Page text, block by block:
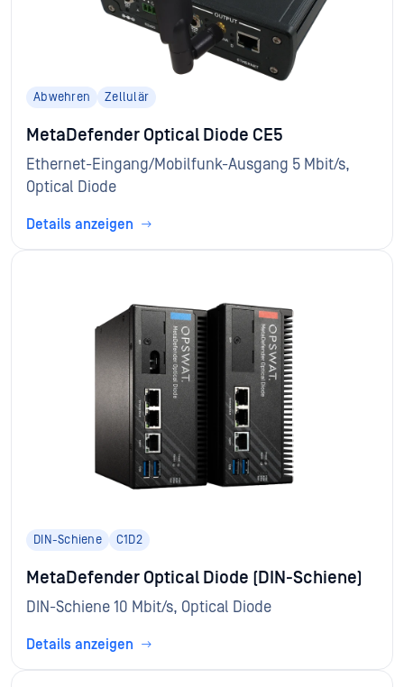
Abwehren Zellulär
MetaDefender Optical Diode CE5
Ethernet-Eingang/Mobilfunk-Ausgang 5 Mbit/s,
Optical Diode
Details anzeigen
DIN-Schiene C1D2
MetaDefender Optical Diode (DIN-Schiene)
DIN-Schiene 10 Mbit/s, Optical Diode
Details anzeigen